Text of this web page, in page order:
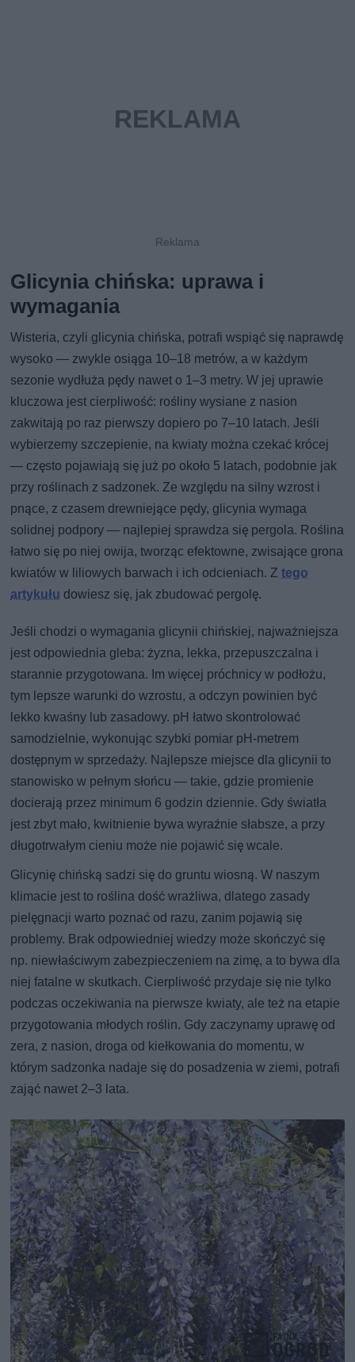
Glicynia chińska: uprawa i
wymagania
Wisteria, czyli glicynia chińska, potrafi wspiąć się naprawdę
wysoko — zwykle osiąga 10–18 metrów, a w każdym
sezonie wydłuża pędy nawet o 1–3 metry. W jej uprawie
kluczowa jest cierpliwość: rośliny wysiane z nasion
zakwitają po raz pierwszy dopiero po 7–10 latach. Jeśli
wybierzemy szczepienie, na kwiaty można czekać krócej
— często pojawiają się już po około 5 latach, podobnie jak
przy roślinach z sadzonek. Ze względu na silny wzrost i
pnące, z czasem drewniejące pędy, glicynia wymaga
solidnej podpory — najlepiej sprawdza się pergola. Roślina
łatwo się po niej owija, tworząc efektowne, zwisające grona
kwiatów w liliowych barwach i ich odcieniach. Ztego
artykułu dowiesz się, jak zbudować pergolę.
Jeśli chodzi o wymagania glicynii chińskiej, najważniejsza
jest odpowiednia gleba: żyzna, lekka, przepuszczalna i
starannie przygotowana. Im więcej próchnicy w podłożu,
tym lepsze warunki do wzrostu, a odczyn powinien być
lekko kwaśny lub zasadowy. pH łatwo skontrolować
samodzielnie, wykonując szybki pomiar pH-metrem
dostępnym w sprzedaży. Najlepsze miejsce dla glicynii to
stanowisko w pełnym słońcu — takie, gdzie promienie
docierają przez minimum 6 godzin dziennie. Gdy światła
jest zbyt mało, kwitnienie bywa wyraźnie słabsze, a przy
długotrwałym cieniu może nie pojawić się wcale.
Glicynię chińską sadzi się do gruntu wiosną. W naszym
klimacie jest to roślina dość wrażliwa, dlatego zasady
pielęgnacji warto poznać od razu, zanim pojawią się
problemy. Brak odpowiedniej wiedzy może skończyć się
np. niewłaściwym zabezpieczeniem na zimę, a to bywa dla
niej fatalne w skutkach. Cierpliwość przydaje się nie tylko
podczas oczekiwania na pierwsze kwiaty, ale też na etapie
przygotowania młodych roślin. Gdy zaczynamy uprawę od
zera, z nasion, droga od kiełkowania do momentu, w
którym sadzonka nadaje się do posadzenia w ziemi, potrafi
zająć nawet 2–3 lata.